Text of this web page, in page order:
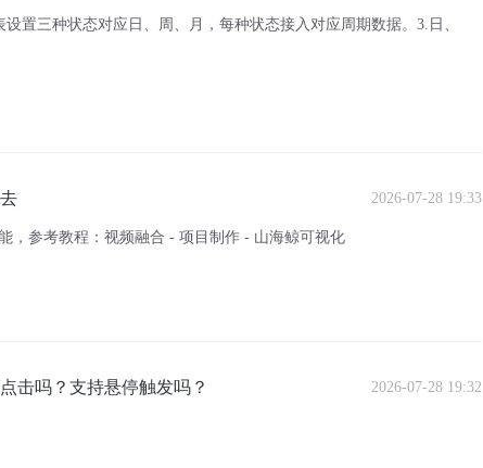
置三种状态对应日、周、月，每种状态接入对应周期数据。3.日、
2026-07-28 19:33
，参考教程：视频融合 - 项目制作 - 山海鲸可视化
击吗？支持悬停触发吗？ 2026-07-28 19:32